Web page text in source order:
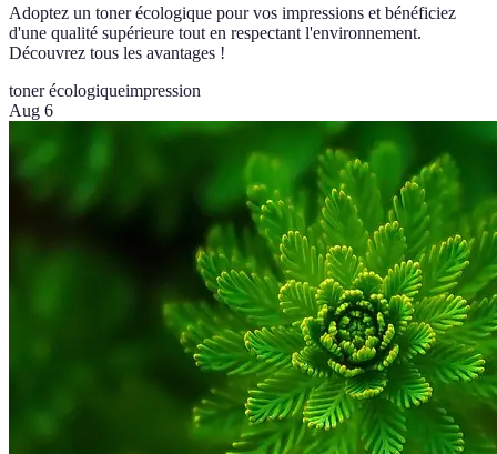
Adoptez un toner écologique pour vos impressions et bénéficiez
d'une qualité supérieure tout en respectant l'environnement.
Découvrez tous les avantages !
toner écologiqueimpression
Aug 6